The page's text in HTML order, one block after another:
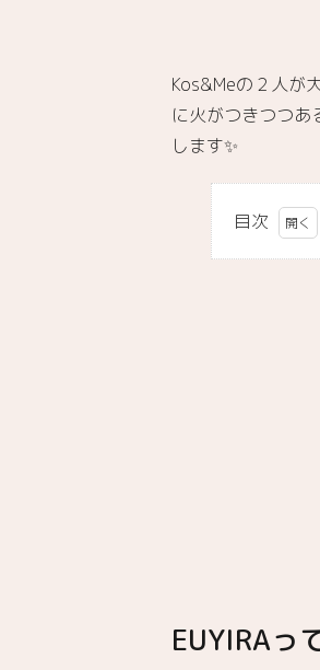
Kos&Meの２人が
に火がつきつつあ
します✨
目次
1.
EUYIRA「
リーミー
EUYIRAっ